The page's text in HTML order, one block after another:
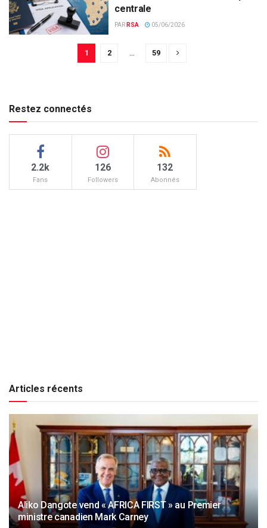
centrale
PAR RSA 05/06/2026
1 2 59
Restez connectés
2.2k
Fans
126
Followers
132
Abonnés
Articles récents
Aliko Dangote vend « AFRICA FIRST » au Premier
ministre canadien Mark Carney